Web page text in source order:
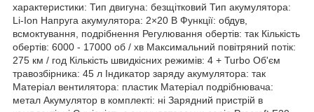
характеристики: Тип двигуна: безщітковий Тип акумулятора:
Li-Ion Напруга акумулятора: 2×20 В Функції: обдув,
всмоктування, подрібнення Регулювання обертів: так Кількість
обертів: 6000 - 17000 об / хв Максимальний повітряний потік:
275 км / год Кількість швидкісних режимів: 4 + Turbo Об'єм
травозбірника: 45 л Індикатор заряду акумулятора: так
Матеріал вентилятора: пластик Матеріал подрібнювача:
метал Акумулятор в комплекті: ні Зарядний пристрій в